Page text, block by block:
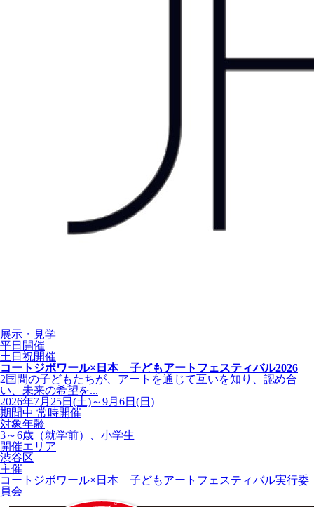
展示・見学
平日開催
土日祝開催
コートジボワール×日本 子どもアートフェスティバル2026
2国間の子どもたちが、アートを通じて互いを知り、認め合
い、未来の希望を...
2026年7月25日(土)～9月6日(日)
期間中 常時開催
対象年齢
3～6歳（就学前）、小学生
開催エリア
渋谷区
主催
コートジボワール×日本 子どもアートフェスティバル実行委
員会